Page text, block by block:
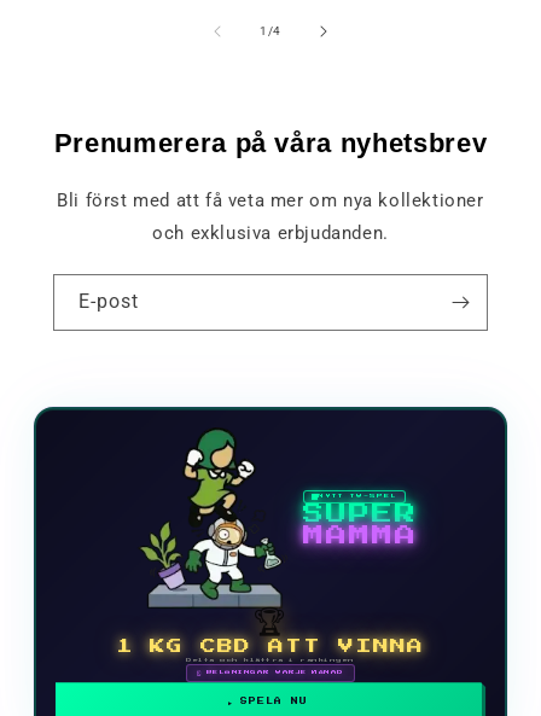
1 /av
4
Prenumerera på våra nyhetsbrev
Bli först med att få veta mer om nya kollektioner
och exklusiva erbjudanden.
E-post
NYTT TV-SPEL
SUPER
MAMMA
🏆
1 KG CBD ATT VINNA
Delta och klättra i rankingen
🗓 BELÖNINGAR VARJE MÅNAD
SPELA NU